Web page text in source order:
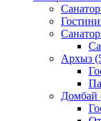
Архыз
Домбай